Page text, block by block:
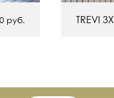
руб. TREVI